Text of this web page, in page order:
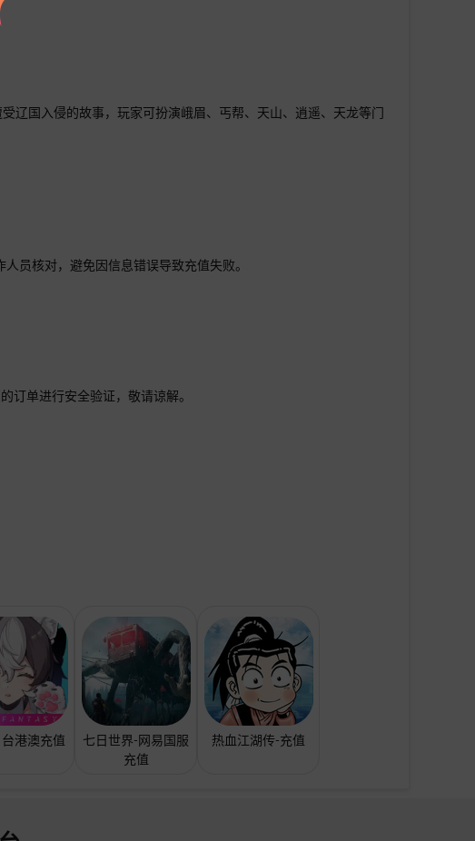
辽国入侵的故事，玩家可扮演峨眉、丐帮、天山、逍遥、天龙等门
员核对，避免因信息错误导致充值失败。
订单进行安全验证，敬请谅解。
港澳充值
七日世界-网易国服
充值
热血江湖传-充值